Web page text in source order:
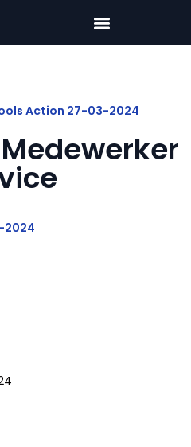
Action 27-03-2024
Medewerker
2024